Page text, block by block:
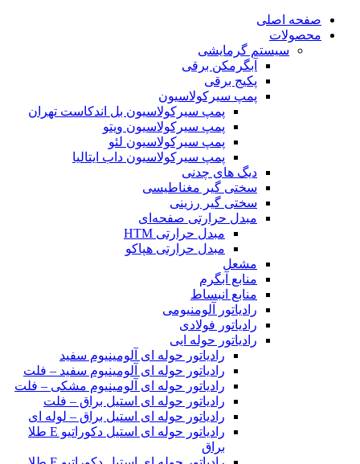
صفحه اصلی
محصولات
سیستم گرمایشی
آبگرمکن برقی
پکیج برقی
پمپ سیرکولاسیون
پمپ سیرکولاسیون بل اندکاست تهران
پمپ سیرکولاسیون ویتو
پمپ سیرکولاسیون لئو
پمپ سیرکولاسیون داب ایتالیا
دیگ های چدنی
سختی گیر مغناطیسی
سختی گیر رزینی
مبدل حرارتی صفحه‌ای
مبدل حرارتی HTM‎
مبدل حرارتی هپاکو
مشعل
منابع آبگرم
منابع انبساط
رادیاتور آلومنیومی
رادیاتور فولادی
رادیاتور حوله ایی
رادیاتور حوله ای آلومینیوم سفید
رادیاتور حوله ای آلومینیوم سفید – فلت
رادیاتور حوله ای آلومینیوم مشکی – فلت
رادیاتور حوله ای استیل براق – فلت
رادیاتور حوله ای استیل براق – لوله ای
رادیاتور حوله ای استیل دکوراتیو E طلا
براق